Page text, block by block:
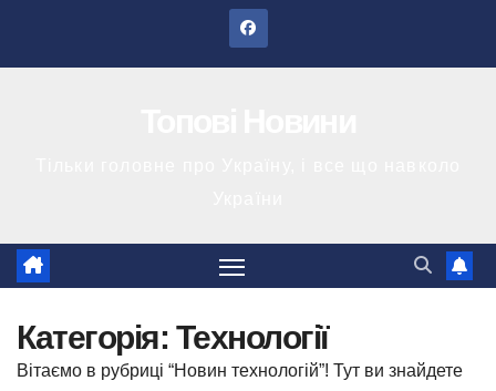
Категорія: Технології
Вітаємо в рубриці “Новин технологій”! Тут ви знайдете